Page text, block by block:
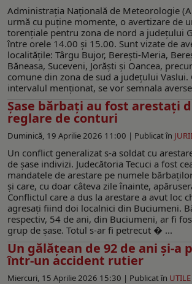
Administrația Națională de Meteorologie
urmă cu puţine momente, o avertizare de
torenţiale pentru zona de nord a judeţului
între orele 14.00 şi 15.00. Sunt vizate de
localităţile: Târgu Bujor, Berești-Meria,
Băneasa, Suceveni, Jorăști şi Oancea,
comune din zona de sud a judeţului
intervalul menţionat, se vor semnala
Șase bărbați au fost arestați
reglare de conturi
Duminică, 19 Aprilie 2026 11:00 | Publicat în
Un conflict generalizat s-a soldat cu
de șase indivizi. Judecătoria Tecuci a fost
mandatele de arestare pe numele
și care, cu doar câteva zile înainte,
Conflictul care a dus la arestare a avut loc
agresați fiind doi localnici din Buciumeni.
respectiv, 54 de ani, din Buciumeni, ar fi
grup de șase. Totul s-ar fi petrecut � ...
Un gălățean de 92 de ani și-a
într-un accident rutier
Miercuri, 15 Aprilie 2026 15:30 | Publicat în UTILE